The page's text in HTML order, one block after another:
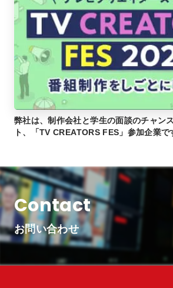
弊社は、制作会社と学生の面談のチャン
ト、「TV CREATORS FES」参加企業で
Contact
お問い合わせ